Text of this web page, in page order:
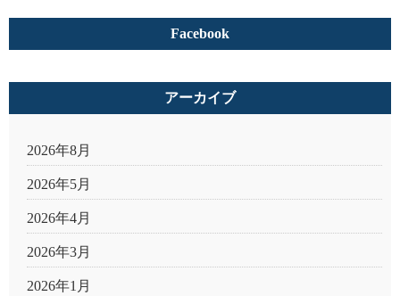
Facebook
アーカイブ
2026年8月
2026年5月
2026年4月
2026年3月
2026年1月